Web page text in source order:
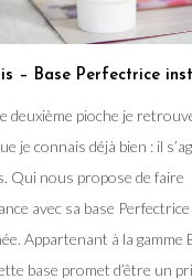
– Base Perfectrice
deuxième pioche je
je connais déjà bien : il
Qui nous propose de faire
avec sa base Perfectrice
Appartenant à la gamme
base promet d’être un